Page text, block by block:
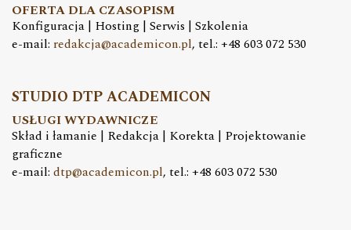
OFERTA DLA CZASOPISM
Konfiguracja | Hosting | Serwis | Szkolenia
e-mail: redakcja@academicon.pl, tel.: +48 603 072 530
STUDIO DTP ACADEMICON
USŁUGI WYDAWNICZE
Skład i łamanie | Redakcja | Korekta | Projektowanie
graficzne
e-mail: dtp@academicon.pl, tel.: +48 603 072 530